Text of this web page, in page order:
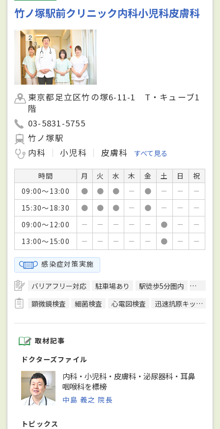
竹ノ塚駅前クリニック内科小児科皮膚科
東京都足立区竹の塚6-11-1 T・キューブ1
階
03-5831-5755
竹ノ塚駅
内科
小児科 皮膚科 すべて見る
時間 月 火 水 木 金 土 日
祝
09:00～13:00
● ● ● － ● － －
－
15:30～18:30
● ● ● － ● － －
－
09:00～12:00
－ － － － － ● －
－
13:00～15:00
－ － － － － ● － －
感染症対策実施
バリアフリー対応 駐車場あり 駅徒歩5分圏内
予約可
顕微鏡検査
細菌検査 心電図検査 迅速抗原キット検査
取材記事
ドクターズファイル
内科・小児科・皮膚科・泌尿器科・耳鼻
咽喉科を標榜
中島 義之 院長
トピックス